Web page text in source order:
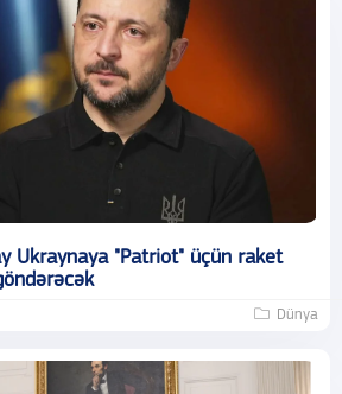
Ukraynaya "Patriot" üçün raket
Dünya